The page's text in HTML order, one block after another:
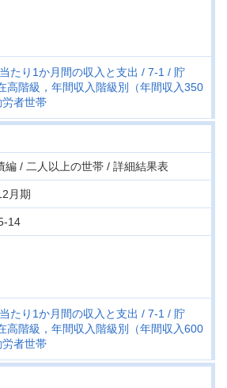
たり1か月間の収入と支出 7-1
貯
高階級，年間収入階級別（年間収入350
労者世帯
編 / 二人以上の世帯 / 詳細結果表
月期
14
たり1か月間の収入と支出 7-1
貯
高階級，年間収入階級別（年間収入600
労者世帯